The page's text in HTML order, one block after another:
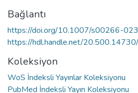
Bağlantı
https://doi.org/10.1007/s00266-
https://hdl.handle.net/
Koleksiyon
WoS İndeksli Yayınlar Koleksiyonu
PubMed İndeksli Yayın Koleksiyonu